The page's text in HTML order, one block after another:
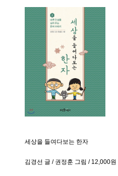
세상을 들여다보는 한자
김경선 글 / 권정훈 그림 / 12,000